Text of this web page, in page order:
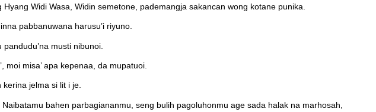
Widi Wasa, Widin semetone, pademangja sakancan wong kotane punika.
pabbanuwana harusu’i riyuno.
musti nibunoi.
misa’ apa kepenaa, da mupatuoi.
jelma si lit i je.
bahen parbagiananmu, seng bulih pagoluhonmu age sada halak na marhosah,